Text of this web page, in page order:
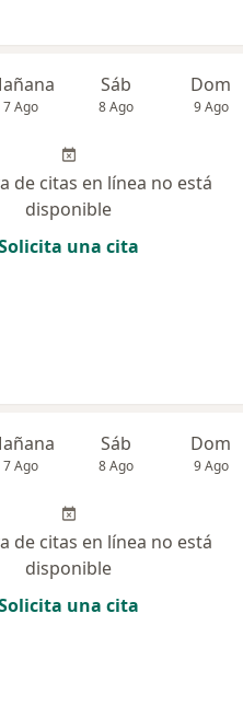
7 Ago
Sáb
8 Ago
Dom
9 Ago
de citas en línea no está
disponible
una cita
7 Ago
Sáb
8 Ago
Dom
9 Ago
de citas en línea no está
disponible
una cita